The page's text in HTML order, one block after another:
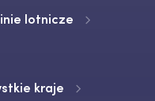
lotnicze
kraje